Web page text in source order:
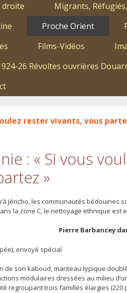
droite Migrants,
Proche Orient
Films-Vidéos
26 Révoltes ouvrières
rester vivants, vous
: « Si vous
»
Jéricho, les communautés
la zone C, le nettoyage ethnique
Pierre Barbancey
envoyé spécial
de son kaboud, manteau typique
modulaires dressées au milieu
regroupant trois familles élargies (220